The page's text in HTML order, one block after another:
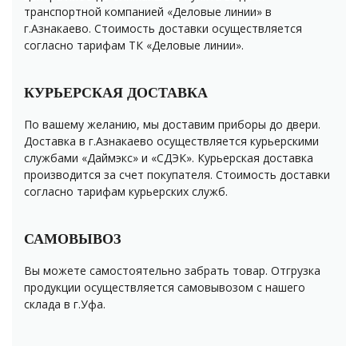
транспортной компанией «Деловые линии» в
г.Азнакаево. Стоимость доставки осуществляется
согласно тарифам ТК «Деловые линии».
КУРЬЕРСКАЯ ДОСТАВКА
По вашему желанию, мы доставим приборы до двери.
Доставка в г.Азнакаево осуществляется курьерскими
службами «Даймэкс» и «СДЭК». Курьерская доставка
производится за счет покупателя. Стоимость доставки
согласно тарифам курьерских служб.
САМОВЫВОЗ
Вы можете самостоятельно забрать товар. Отгрузка
продукции осуществляется самовывозом с нашего
склада в г.Уфа.